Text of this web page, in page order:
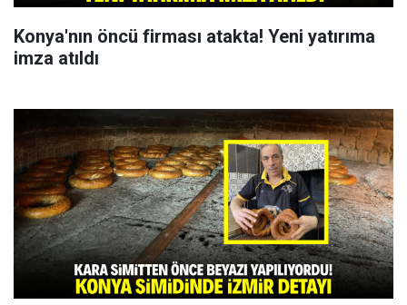
Konya'nın öncü firması atakta! Yeni yatırıma
imza atıldı